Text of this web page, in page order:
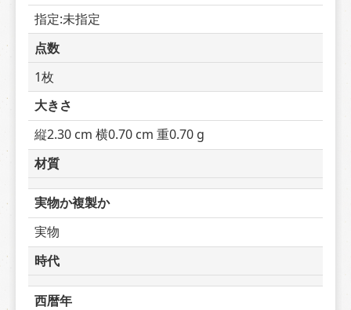
指定:未指定
点数
1枚
大きさ
縦2.30 cm 横0.70 cm 重0.70 g
材質
実物か複製か
実物
時代
西暦年